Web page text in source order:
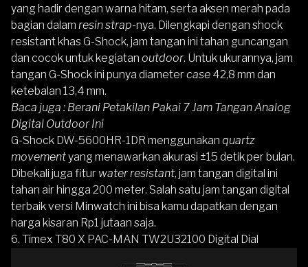
yang hadir dengan warna hitam, serta aksen merah pada
bagian dalam resin strap-nya. Dilengkapi dengan shock
resistant khas G-Shock, jam tangan ini tahan guncangan
dan cocok untuk kegiatan outdoor. Untuk ukurannya, jam
tangan G-Shock ini punya diameter case 42,8 mm dan
ketebalan 13,4 mm.
Baca juga : Berani Petakilan Pakai 7 Jam Tangan Analog
Digital Outdoor Ini
G-Shock DW-5600HR-1DR menggunakan quartz
movementyang menawarkan akurasi ±15 detik per bulan.
Dibekali juga fitur water resistant, jam tangan digital ini
tahan air hingga 200 meter. Salah satu jam tangan digital
terbaik versi Minwatch ini bisa kamu dapatkan dengan
harga kisaran Rp1 jutaan saja.
6. Timex T80 X PAC-MAN TW2U32100 Digital Dial